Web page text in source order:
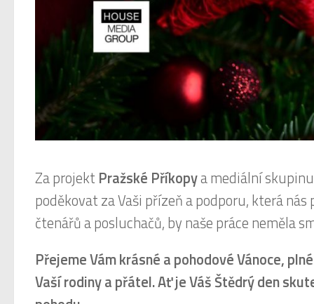
Za projekt Pražské Příkopya mediální
poděkovat za Vaši přízeň a podporu, která
čtenářů a posluchačů, by naše práce neměla
Přejeme Vám krásné a pohodové Vánoce,
Vaší rodiny a přátel. Ať je Váš Štědrý den